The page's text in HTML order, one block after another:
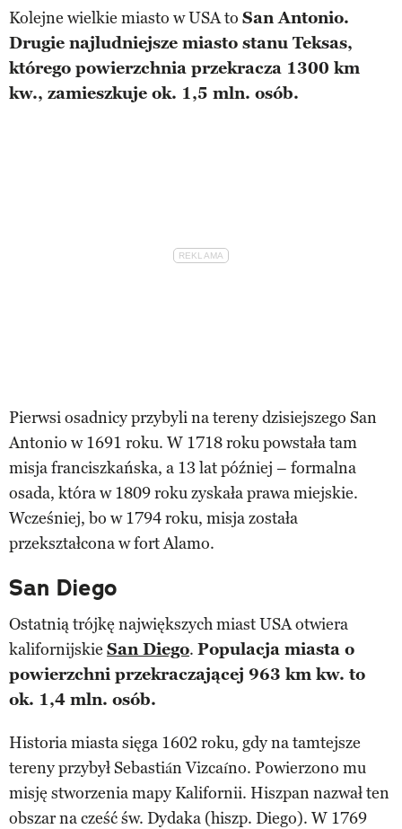
Kolejne wielkie miasto w USA to San Antonio.
Drugie najludniejsze miasto stanu Teksas,
którego powierzchnia przekracza 1300 km
kw., zamieszkuje ok. 1,5 mln. osób.
Pierwsi osadnicy przybyli na tereny dzisiejszego San
Antonio w 1691 roku. W 1718 roku powstała tam
misja franciszkańska, a 13 lat później – formalna
osada, która w 1809 roku zyskała prawa miejskie.
Wcześniej, bo w 1794 roku, misja została
przekształcona w fort Alamo.
San Diego
Ostatnią trójkę największych miast USA otwiera
kalifornijskie San Diego. Populacja miasta o
powierzchni przekraczającej 963 km kw. to
ok. 1,4 mln. osób.
Historia miasta sięga 1602 roku, gdy na tamtejsze
tereny przybył Sebastián Vizcaíno. Powierzono mu
misję stworzenia mapy Kalifornii. Hiszpan nazwał ten
obszar na cześć św. Dydaka (hiszp. Diego). W 1769